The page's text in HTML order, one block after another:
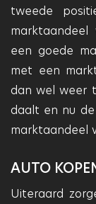
tweede
marktaandeel
een goede
met een
dan wel weer
daalt en nu
marktaandeel
AUTO
Uiteraard